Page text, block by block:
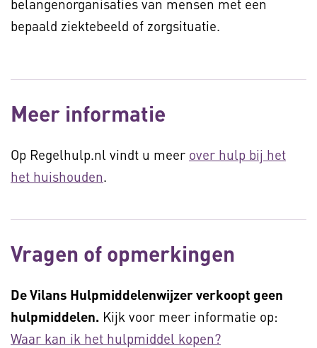
belangenorganisaties van mensen met een
bepaald ziektebeeld of zorgsituatie.
Meer informatie
Op Regelhulp.nl vindt u meer over hulp bij het
het huishouden.
Vragen of opmerkingen
De Vilans Hulpmiddelenwijzer verkoopt geen
hulpmiddelen. Kijk voor meer informatie op:
Waar kan ik het hulpmiddel kopen?